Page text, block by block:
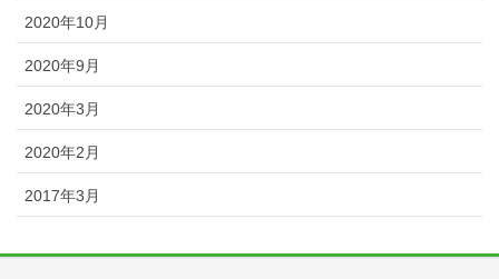
2020年10月
2020年9月
2020年3月
2020年2月
2017年3月